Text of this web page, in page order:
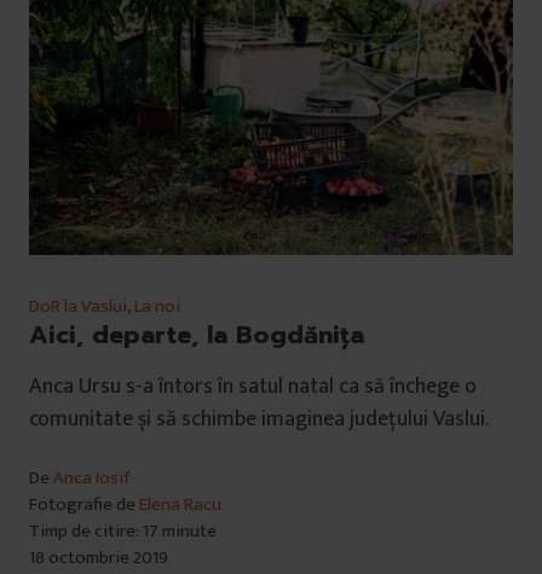
DoR la Vaslui,La noi
Aici, departe, la Bogdănița
Anca Ursu s-a întors în satul natal ca să închege o
comunitate și să schimbe imaginea județului Vaslui.
DeAnca Iosif
Fotografie de Elena Racu
Timp de citire: 17 minute
18 octombrie 2019